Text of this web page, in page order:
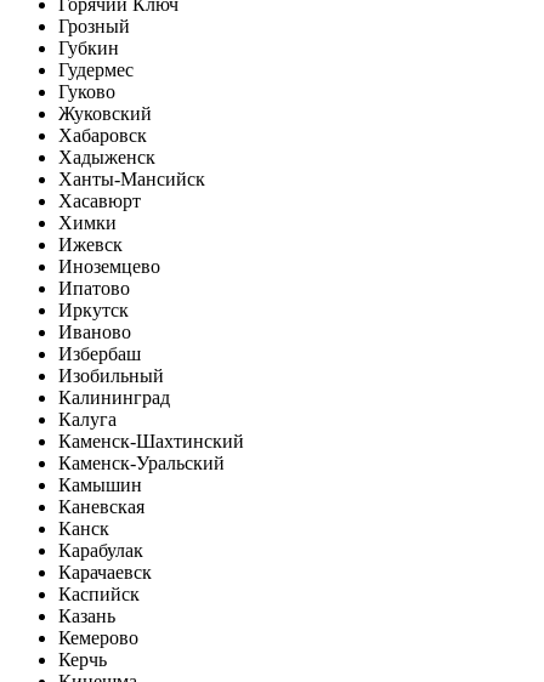
Горячий Ключ
Грозный
Губкин
Гудермес
Гуково
Жуковский
Хабаровск
Хадыженск
Ханты-Мансийск
Хасавюрт
Химки
Ижевск
Иноземцево
Ипатово
Иркутск
Иваново
Избербаш
Изобильный
Калининград
Калуга
Каменск-Шахтинский
Каменск-Уральский
Камышин
Каневская
Канск
Карабулак
Карачаевск
Каспийск
Казань
Кемерово
Керчь